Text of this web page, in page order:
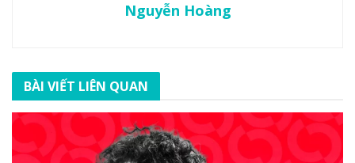
Nguyễn Hoàng
BÀI VIẾT LIÊN QUAN